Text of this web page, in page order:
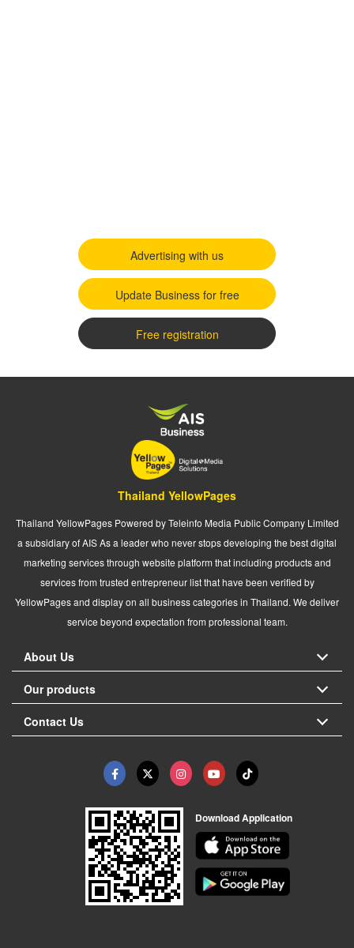
Advertising with us
Update Business for free
Free registration
Thailand YellowPages
Thailand YellowPages Powered by Teleinfo Media Public Company Limited
a subsidiary of AIS As a leader who never stops developing the best digital
marketing services through website platform that including products and
services from trusted entrepreneur list that have been verified by
YellowPages and display on all business categories in Thailand. We deliver
service beyond expectation from professional team.
About Us
Our products
Contact Us
Download Application